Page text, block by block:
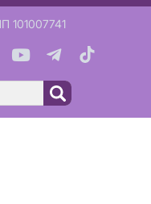
101007741